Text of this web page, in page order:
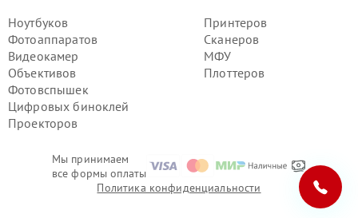
Мы принимаем
все формы оплаты
Ноутбуков
Фотоаппаратов
Видеокамер
Объективов
Фотовспышек
Цифровых биноклей
Проекторов
Принтеров
Сканеров
МФУ
Плоттеров
Замена термопленки МФУ Canon в г.
Самара
Замена термопленки МФУ Canon в г.
Пермь
Замена термопленки МФУ Canon в г.
Красноярск
Замена термопленки МФУ Canon в г.
Ижевск
Челябинск
Замена термопленки МФУ Canon в г.
Замена термопленки МФУ Canon в г.
Политика конфиденциальности